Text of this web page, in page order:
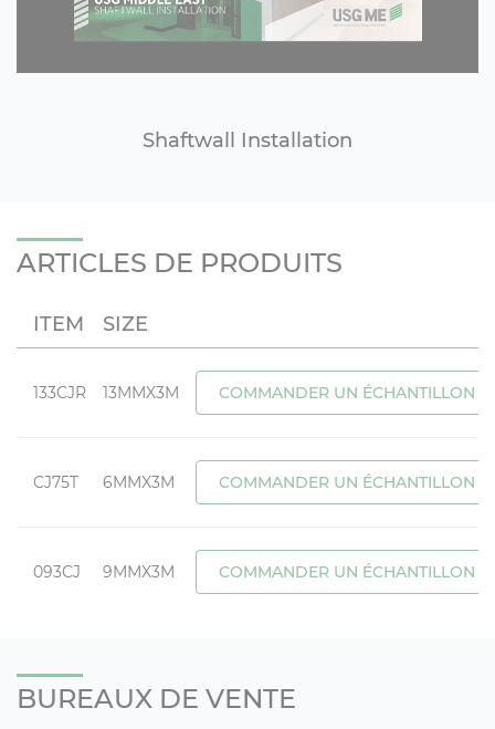
Shaftwall Installation
ARTICLES DE PRODUITS
ITEM SIZE
133CJR 13MMX3M COMMANDER UN ÉCHANTILLON
CJ75T 6MMX3M COMMANDER UN ÉCHANTILLON
093CJ 9MMX3M COMMANDER UN ÉCHANTILLON
BUREAUX DE VENTE